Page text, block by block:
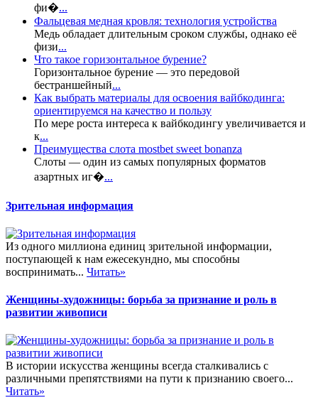
фи�...
Фальцевая медная кровля: технология устройства
Медь обладает длительным сроком службы, однако её
физи...
Что такое горизонтальное бурение?
Горизонтальное бурение — это передовой
бестраншейный...
Как выбрать материалы для освоения вайбкодинга:
ориентируемся на качество и пользу
По мере роста интереса к вайбкодингу увеличивается и
к...
Преимущества слота mostbet sweet bonanza
Слоты — один из самых популярных форматов
азартных иг�...
Зрительная информация
Из одного миллиона единиц зрительной информации,
поступающей к нам ежесекундно, мы способны
воспринимать... Читать»
Женщины-художницы: борьба за признание и роль в
развитии живописи
В истории искусства женщины всегда сталкивались с
различными препятствиями на пути к признанию своего...
Читать»